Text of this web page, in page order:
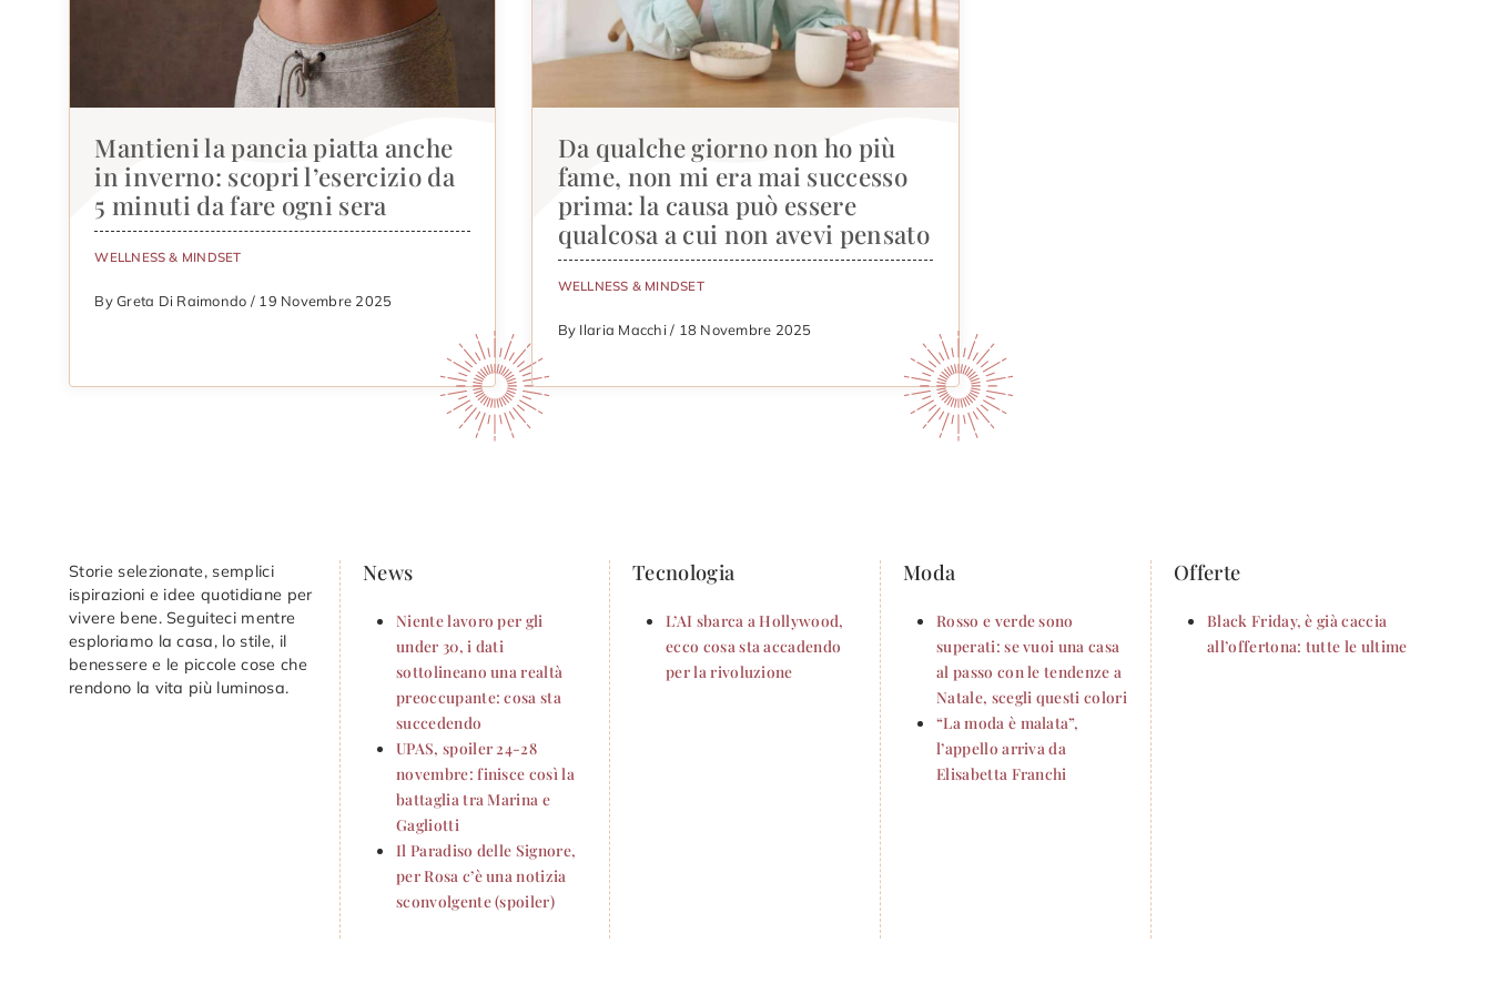
Mantieni la pancia piatta anche
in inverno: scopri l’esercizio da
5 minuti da fare ogni sera
WELLNESS & MINDSET
By Greta Di Raimondo / 19 Novembre 2025
Da qualche giorno non ho più
fame, non mi era mai successo
prima: la causa può essere
qualcosa a cui non avevi pensato
WELLNESS & MINDSET
By Ilaria Macchi / 18 Novembre 2025
Storie selezionate, semplici
ispirazioni e idee quotidiane per
vivere bene. Seguiteci mentre
esploriamo la casa, lo stile, il
benessere e le piccole cose che
rendono la vita più luminosa.
News
Niente lavoro per gli
under 30, i dati
sottolineano una realtà
preoccupante: cosa sta
succedendo
UPAS, spoiler 24-28
novembre: finisce così la
battaglia tra Marina e
Gagliotti
Il Paradiso delle Signore,
per Rosa c’è una notizia
sconvolgente (spoiler)
Tecnologia
L’AI sbarca a Hollywood,
ecco cosa sta accadendo
per la rivoluzione
Moda
Rosso e verde sono
superati: se vuoi una casa
al passo con le tendenze a
Natale, scegli questi colori
“La moda è malata”,
l’appello arriva da
Elisabetta Franchi
Offerte
Black Friday, è già caccia
all’offertona: tutte le ultime